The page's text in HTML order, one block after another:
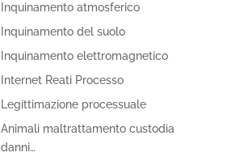
Inquinamento atmosferico
Inquinamento del suolo
Inquinamento elettromagnetico
Internet Reati Processo
Legittimazione processuale
Animali maltrattamento custodia
danni…